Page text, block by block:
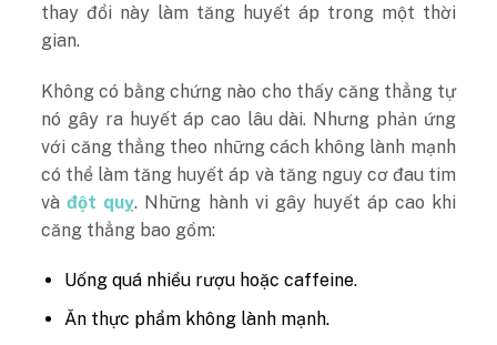
thay đổi này làm tăng huyết áp trong một thời
gian.
Không có bằng chứng nào cho thấy căng thẳng tự
nó gây ra huyết áp cao lâu dài. Nhưng phản ứng
với căng thẳng theo những cách không lành mạnh
có thể làm tăng huyết áp và tăng nguy cơ đau tim
vàđột quỵ. Những hành vi gây huyết áp cao khi
căng thẳng bao gồm:
Uống quá nhiều rượu hoặc caffeine.
Ăn thực phẩm không lành mạnh.